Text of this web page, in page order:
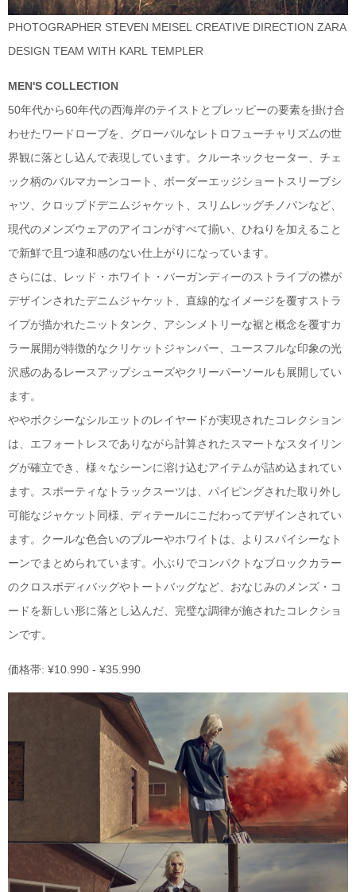
PHOTOGRAPHER STEVEN MEISEL CREATIVE DIRECTION ZARA
DESIGN TEAM WITH KARL TEMPLER
MEN'S COLLECTION
50年代から60年代の西海岸のテイストとプレッピーの要素を掛け合
わせたワードローブを、グローバルなレトロフューチャリズムの世
界観に落とし込んで表現しています。クルーネックセーター、チェ
ック柄のバルマカーンコート、ボーダーエッジショートスリーブシ
ャツ、クロップドデニムジャケット、スリムレッグチノパンなど、
現代のメンズウェアのアイコンがすべて揃い、ひねりを加えること
で新鮮で且つ違和感のない仕上がりになっています。
さらには、レッド・ホワイト・バーガンディーのストライプの襟が
デザインされたデニムジャケット、直線的なイメージを覆すストラ
イプが描かれたニットタンク、アシンメトリーな裾と概念を覆すカ
ラー展開が特徴的なクリケットジャンパー、ユースフルな印象の光
沢感のあるレースアップシューズやクリーパーソールも展開してい
ます。
ややボクシーなシルエットのレイヤードが実現されたコレクション
は、エフォートレスでありながら計算されたスマートなスタイリン
グが確立でき、様々なシーンに溶け込むアイテムが詰め込まれてい
ます。スポーティなトラックスーツは、パイピングされた取り外し
可能なジャケット同様、ディテールにこだわってデザインされてい
ます。クールな色合いのブルーやホワイトは、よりスパイシーなト
ーンでまとめられています。小ぶりでコンパクトなブロックカラー
のクロスボディバッグやトートバッグなど、おなじみのメンズ・コ
ードを新しい形に落とし込んだ、完璧な調律が施されたコレクショ
ンです。
価格帯: ¥10.990 - ¥35.990